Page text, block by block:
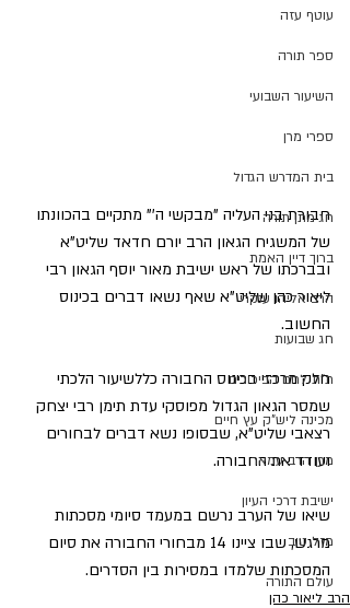
עוטף עזה
ספר תורה
השיעור השבועי
ספרי מרן
בית המדרש הגדול
חג מתן תורה
ברוך דיין האמת
הרב אליהו ענקרי
חג שבועות
ת"ת לחם הביכורים
מכינה ליש"ק עץ חיים
מרן הרב עמאר
ישיבת דרכי העיון
מזל טוב
עולם התורה
חבורת בני העליה "מבקשי ה'" מתקיים בהכוונתו
של המשגיח הגאון הרב יורם חדאד שליט"א
ובברכתו של ראש ישיבת מאור יוסף הגאון רבי
ליאור כהן שליט"א שאף נשאו דברים בכינוס
החשוב.
חלק מרכזי בכינוס החבורה כללשיעור הלכתי
שמסר הגאון הגדול מפוסקי עדת תימן רבי יצחק
רצאבי שליט"א, שבסופו נשא דברים לבחורים
ועודד את החבורה.
שיאו של הערב נרשם במעמד סיומי מסכתות
מרגש, שבו ציינו 14 מבחורי החבורה את סיום
המסכתות שלמדו במסירות בין הסדרים.
הרב ליאור כהן